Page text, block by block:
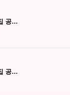
공…
공…